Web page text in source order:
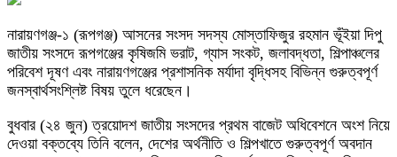
নারায়ণগঞ্জ-১ (রূপগঞ্জ) আসনের সংসদ সদস্য মোস্তাফিজুর রহমান ভূঁইয়া দিপু
জাতীয় সংসদে রূপগঞ্জের কৃষিজমি ভরাট, গ্যাস সংকট, জলাবদ্ধতা, শিল্পাঞ্চলের
পরিবেশ দূষণ এবং নারায়ণগঞ্জের প্রশাসনিক মর্যাদা বৃদ্ধিসহ বিভিন্ন গুরুত্বপূর্ণ
জনস্বার্থসংশ্লিষ্ট বিষয় তুলে ধরেছেন।
বুধবার (২৪ জুন) ত্রয়োদশ জাতীয় সংসদের প্রথম বাজেট অধিবেশনে অংশ নিয়ে
দেওয়া বক্তব্যে তিনি বলেন, দেশের অর্থনীতি ও শিল্পখাতে গুরুত্বপূর্ণ অবদান